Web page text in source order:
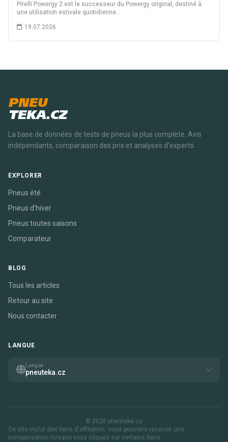
Pirelli Powergy 2 est le successeur du Powergy original, destiné à
une utilisation estivale quotidienne…
19.07.2026
PNEU
TEKA.CZ
La base de données de tests de pneus la plus complète. Avis
indépendants, comparaison des prix et analyses d'experts.
EXPLORER
Pneus été
Pneus d'hiver
Pneus toutes saisons
Comparateur
BLOG
Tous les articles
Retour au site
Nous contacter
LANGUE
Langue
pneuteka.cz
© 2026 pneuteka.cz
Ce site inclut des liens d'affiliation. nous pouvons recevoir une
compensation lorsque vous cliquez sur certains liens.